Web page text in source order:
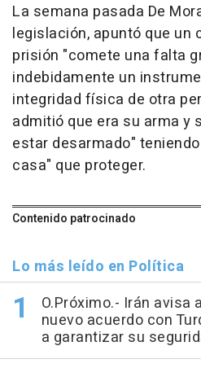
La semana pasada De
legislación, apuntó que un
prisión "comete una falta
indebidamente un
integridad física de otra
admitió que era su arma y
estar desarmado"
casa" que proteger.
Contenido patrocinado
Lo más leído en Política
O.Próximo.- Irán avisa
nuevo acuerdo con
a garantizar su